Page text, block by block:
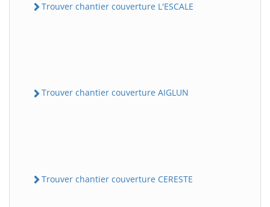
Trouver chantier couverture L'ESCALE
Trouver chantier couverture AIGLUN
Trouver chantier couverture CERESTE